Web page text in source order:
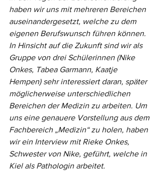
haben wir uns mit mehreren Bereichen
auseinandergesetzt, welche zu dem
eigenen Berufswunsch führen können.
In Hinsicht auf die Zukunft sind wir als
Gruppe von drei Schülerinnen (Nike
Onkes, Tabea Garmann, Kaatje
Hempen) sehr interessiert daran, später
möglicherweise unterschiedlichen
Bereichen der Medizin zu arbeiten. Um
uns eine genauere Vorstellung aus dem
Fachbereich „Medizin“ zu holen, haben
wir ein Interview mit Rieke Onkes,
Schwester von Nike, geführt, welche in
Kiel als Pathologin arbeitet.